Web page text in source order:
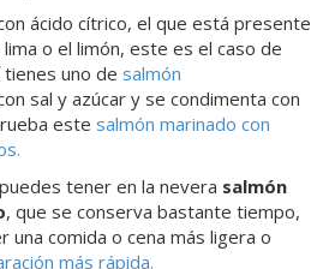
ácido cítrico, el que está presente
o el limón, este es el caso de
tienes uno de salmón
sal y azúcar y se condimenta con
este salmón marinado con
.
tener en la nevera salmón
, que se conserva bastante tiempo,
una comida o cena más ligera o
más rápida.